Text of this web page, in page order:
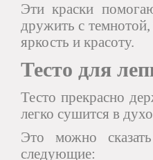
Эти краски
дружить с темнотой,
яркость и красоту.
Тесто для
Тесто прекрасно
легко сушится в
Это можно
следующие: